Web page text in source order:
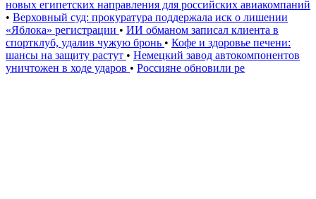
новых египетских направления для российских авиакомпаний
• Верховный суд: прокуратура поддержала иск о лишении
«Яблока» регистрации • ИИ обманом записал клиента в
спортклуб, удалив чужую бронь • Кофе и здоровье печени:
шансы на защиту растут • Немецкий завод автокомпонентов
уничтожен в ходе ударов • Россияне обновили ре